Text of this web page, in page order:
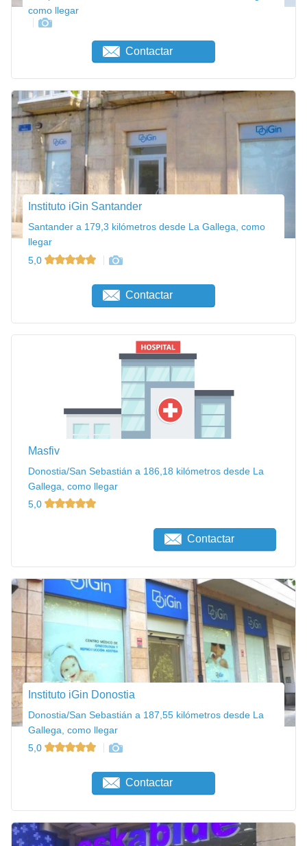
como llegar
Contactar
Instituto iGin Santander
Santander a 179,3 kilómetros desde La Gallega, como
llegar
5,0
Contactar
Masfiv
Donostia/San Sebastián a 186,18 kilómetros desde La
Gallega, como llegar
5,0
Contactar
Instituto iGin Donostia
Donostia/San Sebastián a 187,55 kilómetros desde La
Gallega, como llegar
5,0
Contactar